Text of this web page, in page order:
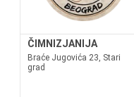
ČIMNIZJANIJA
Braće Jugovića 23, Stari
grad